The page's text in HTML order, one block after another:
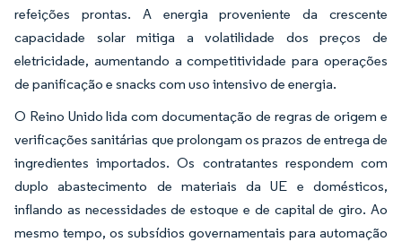
refeições prontas. A energia proveniente da crescente
capacidade solar mitiga a volatilidade dos preços de
eletricidade, aumentando a competitividade para operações
de panificação e snacks com uso intensivo de energia.
O Reino Unido lida com documentação de regras de origem e
verificações sanitárias que prolongam os prazos de entrega de
ingredientes importados. Os contratantes respondem com
duplo abastecimento de materiais da UE e domésticos,
inflando as necessidades de estoque e de capital de giro. Ao
mesmo tempo, os subsídios governamentais para automação